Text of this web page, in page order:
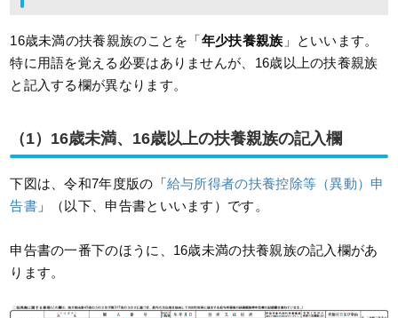
16歳未満の扶養親族のことを「年少扶養親族 」といいます。
特に用語を覚える必要はありませんが、16歳以上の扶養親族
と記入する欄が異なります。
（1）16歳未満、16歳以上の扶養親族の記入欄
下図は、令和7年度版の「給与所得者の扶養控除等（異動）申
告書」（以下、申告書といいます）です。
申告書の一番下のほうに、16歳未満の扶養親族の記入欄があ
ります。